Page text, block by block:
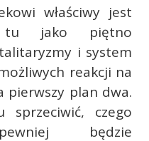
właściwy jest
tu jako piętno
i system
reakcji na
pierwszy plan dwa.
czego
będzie